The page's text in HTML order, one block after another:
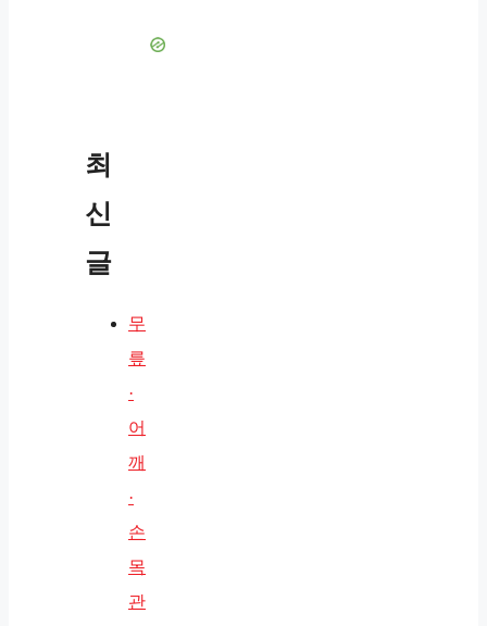
최
신
글
무
릎
·
어
깨
·
손
목
관